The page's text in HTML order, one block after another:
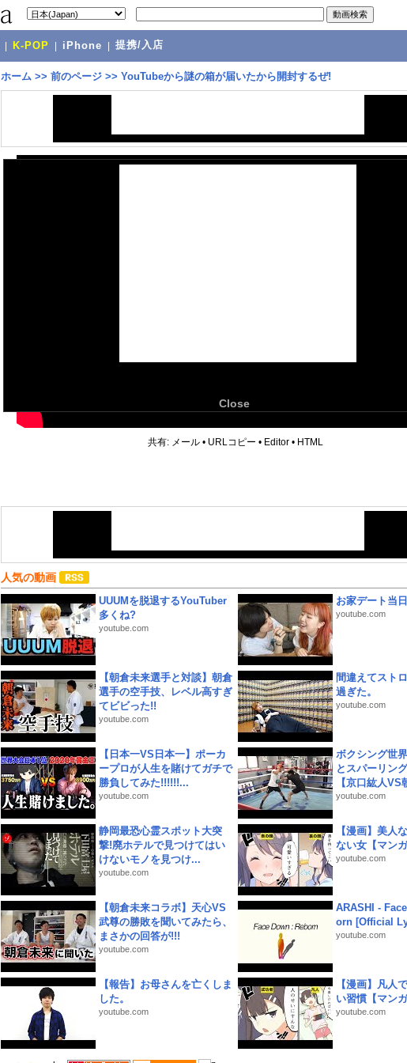
K-POP iPhone 提携/入店
ホーム >> 前のページ >> YouTubeから謎の箱が届いたから開封するぜ!
Close
共有: メール • URLコピー • Editor • HTML
人気の動画
UUUMを脱退するYouTuber
多くね?
youtube.com
お家デート当
youtube.com
【朝倉未来選手と対談】朝倉
選手の空手技、レベル高すぎ
てビビった!!
youtube.com
間違えてスト
過ぎた。
youtube.com
【日本一VS日本一】ポーカ
ープロが人生を賭けてガチで
勝負してみた!!!!!!...
youtube.com
ボクシング世
とスパーリン
【京口紘人VS
youtube.com
静岡最恐心霊スポット大突
撃!廃ホテルで見つけてはい
けないモノを見つけ...
youtube.com
【漫画】美人
ない女【マンガ
youtube.com
【朝倉未来コラボ】天心VS
武尊の勝敗を聞いてみたら、
まさかの回答が!!!
youtube.com
ARASHI -
orn [Official
youtube.com
【報告】お母さんを亡くしま
した。
youtube.com
【漫画】凡人
い習慣【マンガ
youtube.com